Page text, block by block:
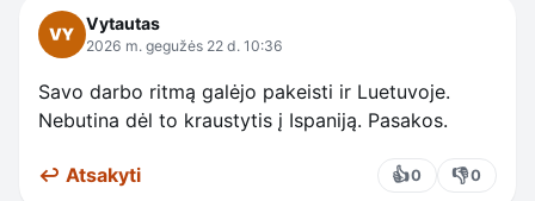
Vytautas
2026 m. gegužės 22 d. 10:36
Savo darbo ritmą galėjo pakeisti ir Luetuvoje.
Nebutina dėl to kraustytis į Ispaniją. Pasakos.
↩ Atsakyti 👍0 👎0